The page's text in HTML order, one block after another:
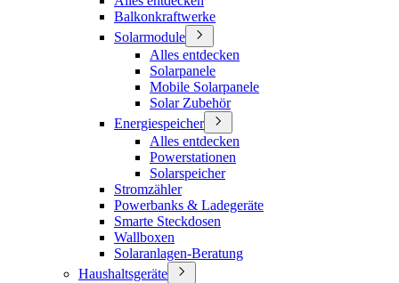
Balkonkraftwerke
Solarmodule
Alles entdecken
Solarpanele
Mobile Solarpanele
Solar Zubehör
Energiespeicher
Alles entdecken
Powerstationen
Solarspeicher
Stromzähler
Powerbanks & Ladegeräte
Smarte Steckdosen
Wallboxen
Solaranlagen-Beratung
Haushaltsgeräte